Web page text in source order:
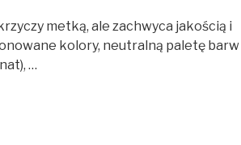
metką, ale zachwyca jakością i
kolory, neutralną paletę barw
…